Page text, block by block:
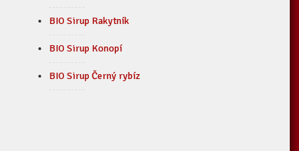
BIO Sirup Rakytník
BIO Sirup Konopí
BIO Sirup Černý rybíz